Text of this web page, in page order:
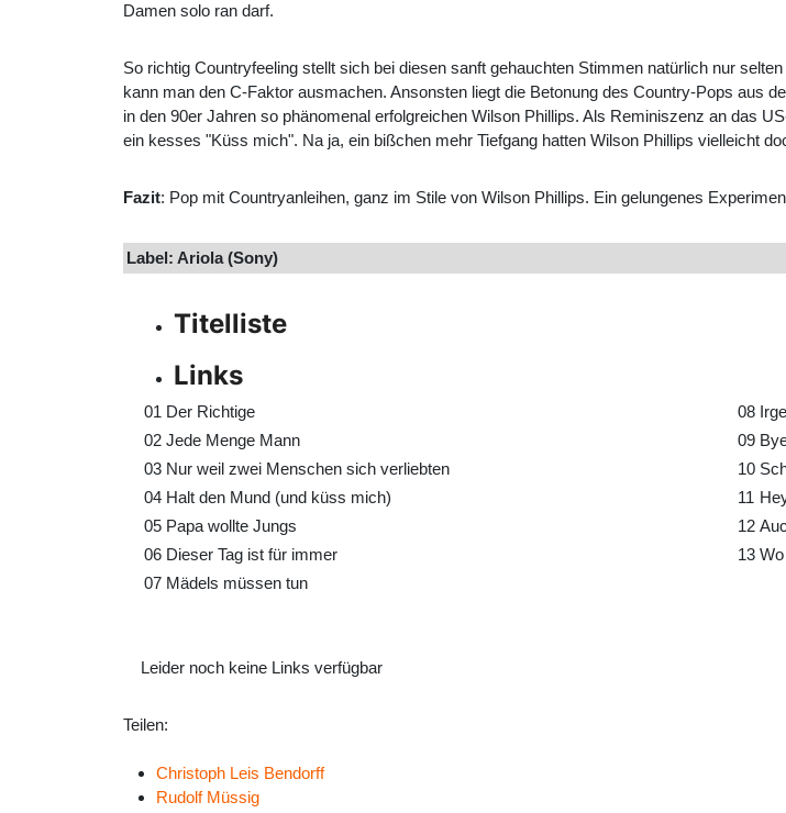
Damen solo ran darf.
So richtig Countryfeeling stellt sich bei diesen sanft gehauchten Stimmen natürlich nur
kann man den C-Faktor ausmachen. Ansonsten liegt die Betonung des Country-Pops aus
in den 90er Jahren so phänomenal erfolgreichen Wilson Phillips. Als Reminiszenz an das
ein kesses "Küss mich". Na ja, ein bißchen mehr Tiefgang hatten Wilson Phillips vielleicht
Fazit: Pop mit Countryanleihen, ganz im Stile von Wilson Phillips. Ein gelungenes
Label: Ariola (Sony)
Titelliste
Links
01 Der Richtige 08
02 Jede Menge Mann 09
03 Nur weil zwei Menschen sich verliebten 10
04 Halt den Mund (und küss mich) 11
05 Papa wollte Jungs 12
06 Dieser Tag ist für immer 13
07 Mädels müssen tun
Leider noch keine Links verfügbar
Teilen:
Christoph Leis Bendorff
Rudolf Müssig